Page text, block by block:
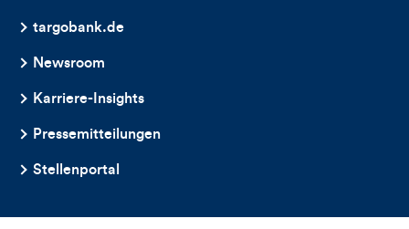
targobank.de
Newsroom
Karriere-Insights
Pressemitteilungen
Stellenportal